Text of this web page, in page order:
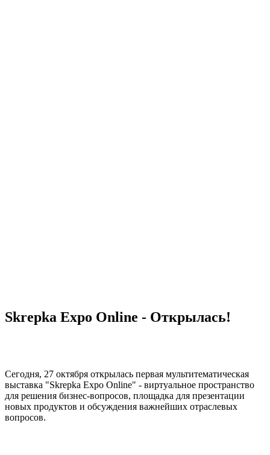
Skrepka Expo Online - Открылась!
Сегодня, 27 октября открылась первая мультитематическая
выставка "Skrepka Expo Online" - виртуальное пространство
для решения бизнес-вопросов, площадка для презентации
новых продуктов и обсуждения важнейших отраслевых
вопросов.